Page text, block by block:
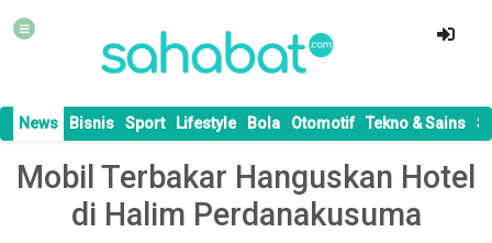
News Bisnis Sport Lifestyle Bola Otomotif Tekno & Sains
Mobil Terbakar Hanguskan Hotel
di Halim Perdanakusuma